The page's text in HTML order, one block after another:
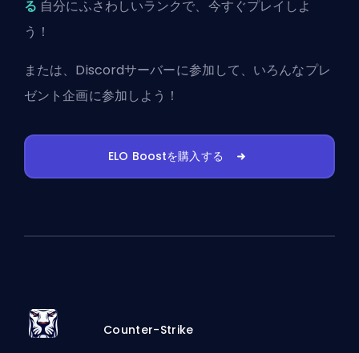
る 自分にふさわしいランクで、今すぐプレイしよ
う！
または、 Discordサーバーに参加して、いろんなプレ
ゼント企画に参加しよう！
ELO Boostを購入する
Counter-Strike